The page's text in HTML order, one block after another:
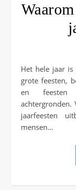
Het hele jaar is gevuld met feesten. Kleine feesten,
grote feesten,
en feesten
achtergronden.
jaarfeesten
mensen…